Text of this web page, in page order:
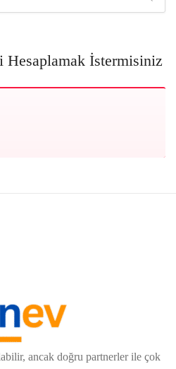
Hesaplamak İstermisiniz
ancak doğru partnerler ile çok